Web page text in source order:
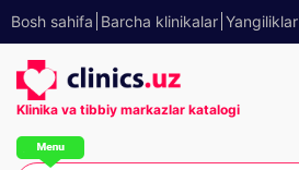
Bosh sahifa Barcha klinikalar Yangiliklar
Klinika va tibbiy markazlar katalogi